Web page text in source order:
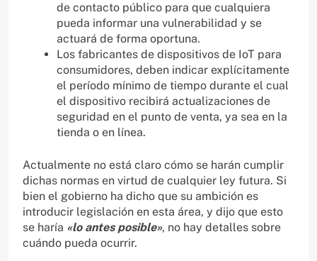
de contacto público para que cualquiera
pueda informar una vulnerabilidad y se
actuará de forma oportuna.
Los fabricantes de dispositivos de IoT para
consumidores, deben indicar explícitamente
el período mínimo de tiempo durante el cual
el dispositivo recibirá actualizaciones de
seguridad en el punto de venta, ya sea en la
tienda o en línea.
Actualmente no está claro cómo se harán cumplir
dichas normas en virtud de cualquier ley futura. Si
bien el gobierno ha dicho que su ambición es
introducir legislación en esta área, y dijo que esto
se haría «lo antes posible», no hay detalles sobre
cuándo pueda ocurrir.